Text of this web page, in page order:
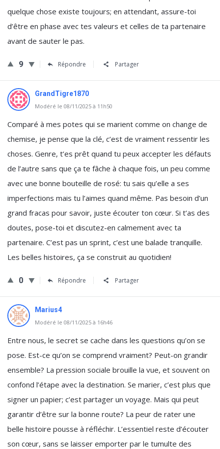
quelque chose existe toujours; en attendant, assure-toi
d’être en phase avec tes valeurs et celles de ta partenaire
avant de sauter le pas.
9 Répondre Partager
GrandTigre1870
Modéré le 08/11/2025 à 11h50
Comparé à mes potes qui se marient comme on change de
chemise, je pense que la clé, c’est de vraiment ressentir les
choses. Genre, t’es prêt quand tu peux accepter les défauts
de l’autre sans que ça te fâche à chaque fois, un peu comme
avec une bonne bouteille de rosé: tu sais qu’elle a ses
imperfections mais tu l’aimes quand même. Pas besoin d’un
grand fracas pour savoir, juste écouter ton cœur. Si t’as des
doutes, pose-toi et discutez-en calmement avec ta
partenaire. C’est pas un sprint, c’est une balade tranquille.
Les belles histoires, ça se construit au quotidien!
0 Répondre Partager
Marius4
Modéré le 08/11/2025 à 16h46
Entre nous, le secret se cache dans les questions qu’on se
pose. Est-ce qu’on se comprend vraiment? Peut-on grandir
ensemble? La pression sociale brouille la vue, et souvent on
confond l’étape avec la destination. Se marier, c’est plus que
signer un papier; c’est partager un voyage. Mais qui peut
garantir d’être sur la bonne route? La peur de rater une
belle histoire pousse à réfléchir. L’essentiel reste d’écouter
son cœur, sans se laisser emporter par le tumulte des